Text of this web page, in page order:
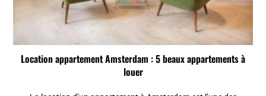
Location appartement Amsterdam : 5 beaux appartements à
louer